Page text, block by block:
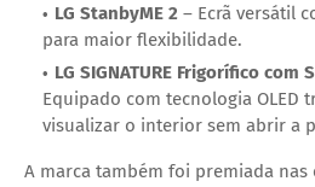
LG StanbyME 2 – Ecrã versátil
para maior flexibilidade.
LG SIGNATURE Frigorífico com
Equipado com tecnologia OLED
visualizar o interior sem abrir a
A marca também foi premiada nas